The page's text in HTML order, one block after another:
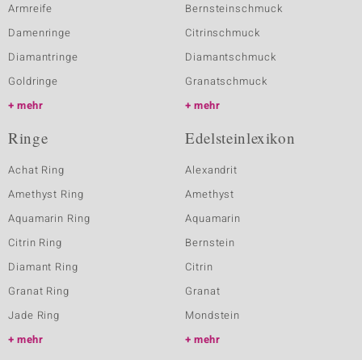
Armreife
Damenringe
Diamantringe
Goldringe
mehr
Bernsteinschmuck
Citrinschmuck
Diamantschmuck
Granatschmuck
mehr
Ringe
Achat Ring
Amethyst Ring
Aquamarin Ring
Citrin Ring
Diamant Ring
Granat Ring
Jade Ring
mehr
Edelsteinlexikon
Alexandrit
Amethyst
Aquamarin
Bernstein
Citrin
Granat
Mondstein
mehr